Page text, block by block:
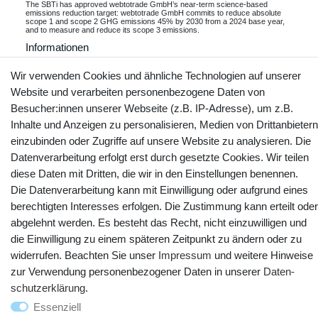
The SBTi has approved webtotrade GmbH’s near-term science-based
emissions reduction target: webtotrade GmbH commits to reduce absolute
scope 1 and scope 2 GHG emissions 45% by 2030 from a 2024 base year,
and to measure and reduce its scope 3 emissions.
Informationen
Vertrag widerrufen Kontakt
YouTube Facebook Instagram
© Copyright 2025 webtotrade GmbH. Alle Rechte vorbehalten.
Wir verwenden Cookies und ähnliche Technologien auf unserer
Website und verarbeiten personenbezogene Daten von
Besucher:innen unserer Webseite (z.B. IP-Adresse), um z.B.
Inhalte und Anzeigen zu personalisieren, Medien von Drittanbietern
einzubinden oder Zugriffe auf unsere Website zu analysieren. Die
Datenverarbeitung erfolgt erst durch gesetzte Cookies. Wir teilen
diese Daten mit Dritten, die wir in den Einstellungen benennen.
Die Datenverarbeitung kann mit Einwilligung oder aufgrund eines
berechtigten Interesses erfolgen. Die Zustimmung kann erteilt oder
abgelehnt werden. Es besteht das Recht, nicht einzuwilligen und
die Einwilligung zu einem späteren Zeitpunkt zu ändern oder zu
widerrufen. Beachten Sie unser Impressum und weitere Hinweise
zur Verwendung personenbezogener Daten in unserer Daten­
schutz­erklärung.
Essenziell